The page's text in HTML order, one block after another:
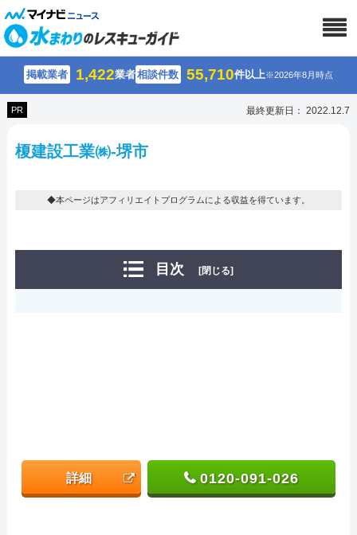
掲載業者 1,422業者相談件数 55,710件以上※2026年8月時点
PR 最終更新日： 2022.12.7
榎建設工業㈱-堺市
◆本ページはアフィリエイトプログラムによる収益を得ています。
目次 [閉じる]
詳細 0120-091-026